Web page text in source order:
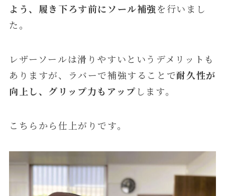
よう、履き下ろす前にソール補強を行いまし
た。
レザーソールは滑りやすいというデメリットも
ありますが、ラバーで補強することで耐久性が
向上し、グリップ力もアップ します。
こちらから仕上がりです。